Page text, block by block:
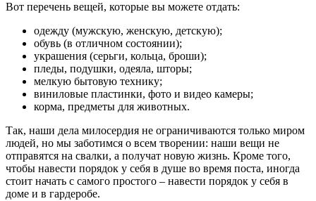
Вот перечень вещей, которые вы можете отдать:
одежду (мужскую, женскую, детскую);
обувь (в отличном состоянии);
украшения (серьги, кольца, броши);
пледы, подушки, одеяла, шторы;
мелкую бытовую технику;
виниловые пластинки, фото и видео камеры;
корма, предметы для животных.
Так, наши дела милосердия не ограничиваются только миром
людей, но мы заботимся о всем творении: наши вещи не
отправятся на свалки, а получат новую жизнь. Кроме того,
чтобы навести порядок у себя в душе во время поста, иногда
стоит начать с самого простого – навести порядок у себя в
доме и в гардеробе.